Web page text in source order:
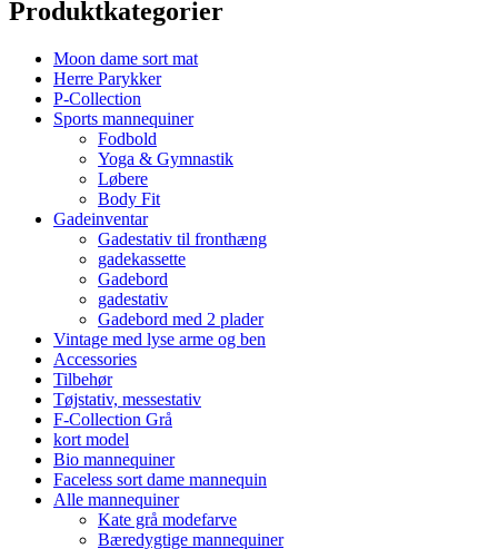
Produktkategorier
Moon dame sort mat
Herre Parykker
P-Collection
Sports mannequiner
Fodbold
Yoga & Gymnastik
Løbere
Body Fit
Gadeinventar
Gadestativ til fronthæng
gadekassette
Gadebord
gadestativ
Gadebord med 2 plader
Vintage med lyse arme og ben
Accessories
Tilbehør
Tøjstativ, messestativ
F-Collection Grå
kort model
Bio mannequiner
Faceless sort dame mannequin
Alle mannequiner
Kate grå modefarve
Bæredygtige mannequiner